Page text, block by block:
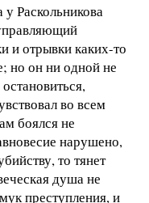
Раскольникова
и отрывки каких-то
но он ни одной не
во всем
боялся не
нарушено,
то тянет
душа не
преступления, и